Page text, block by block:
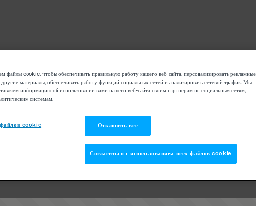
файлы cookie, чтобы обеспечивать правильную работу нашего веб-сайта, персонализировать рекламные
другие материалы, обеспечивать работу функций социальных сетей и анализировать сетевой трафик. Мы
информацию об использовании вами нашего веб-сайта своим партнерам по социальным сетям,
системам.
cookie Отклонить все
Согласиться с использованием всех файлов cookie